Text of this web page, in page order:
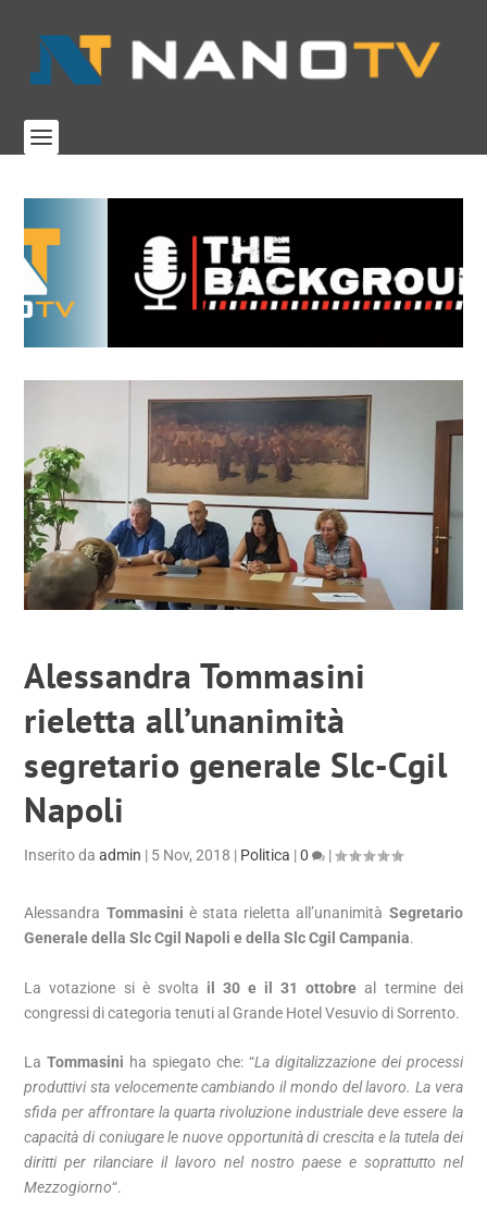
Alessandra Tommasini
rieletta all’unanimità
segretario generale Slc-Cgil
Napoli
Inserito daadmin | 5 Nov, 2018 | Politica |0 |
Alessandra Tommasini è stata rieletta all’unanimità Segretario
Generale della Slc Cgil Napoli e della Slc Cgil Campania.
La votazione si è svolta il 30 e il 31 ottobre al termine dei
congressi di categoria tenuti al Grande Hotel Vesuvio di Sorrento.
LaTommasini ha spiegato che: “La digitalizzazione dei processi
produttivi sta velocemente cambiando il mondo del lavoro. La vera
sfida per affrontare la quarta rivoluzione industriale deve essere la
capacità di coniugare le nuove opportunità di crescita e la tutela dei
diritti per rilanciare il lavoro nel nostro paese e soprattutto nel
Mezzogiorno“.